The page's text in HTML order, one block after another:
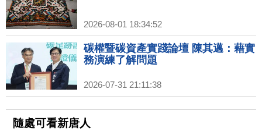
2026-08-01 18:34:52
碳權暨碳資產實踐論壇 陳其邁：藉實
務演練了解問題
2026-07-31 21:11:38
隨處可看新唐人